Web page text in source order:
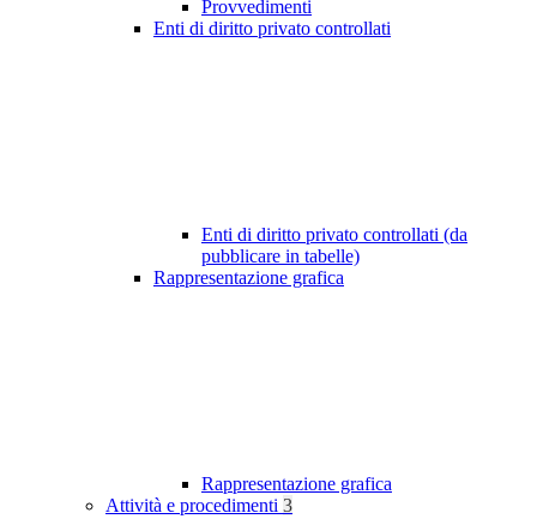
Provvedimenti
Enti di diritto privato controllati
Enti di diritto privato controllati (da
pubblicare in tabelle)
Rappresentazione grafica
Rappresentazione grafica
Attività e procedimenti 3